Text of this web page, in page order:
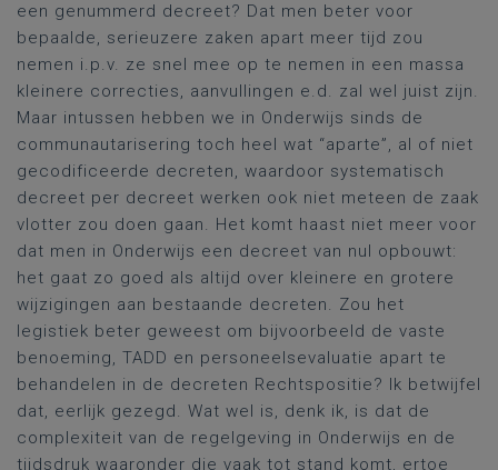
een genummerd decreet? Dat men beter voor
bepaalde, serieuzere zaken apart meer tijd zou
nemen i.p.v. ze snel mee op te nemen in een massa
kleinere correcties, aanvullingen e.d. zal wel juist zijn.
Maar intussen hebben we in Onderwijs sinds de
communautarisering toch heel wat “aparte”, al of niet
gecodificeerde decreten, waardoor systematisch
decreet per decreet werken ook niet meteen de zaak
vlotter zou doen gaan. Het komt haast niet meer voor
dat men in Onderwijs een decreet van nul opbouwt:
het gaat zo goed als altijd over kleinere en grotere
wijzigingen aan bestaande decreten. Zou het
legistiek beter geweest om bijvoorbeeld de vaste
benoeming, TADD en personeelsevaluatie apart te
behandelen in de decreten Rechtspositie? Ik betwijfel
dat, eerlijk gezegd. Wat wel is, denk ik, is dat de
complexiteit van de regelgeving in Onderwijs en de
tijdsdruk waaronder die vaak tot stand komt, ertoe